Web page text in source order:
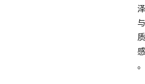
泽
与
质
感
。